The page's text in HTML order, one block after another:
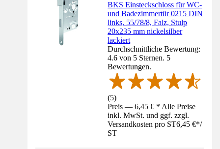
BKS Einsteckschloss für WC-
und Badezimmertür 0215 DIN
links, 55/78/8, Falz, Stulp
20x235 mm nickelsilber
lackiert
Durchschnittliche Bewertung:
4.6 von 5 Sternen. 5
Bewertungen.
(5)
Preis — 6,45 € * Alle Preise
inkl. MwSt. und ggf. zzgl.
Versandkosten pro ST6,45 €*/
ST